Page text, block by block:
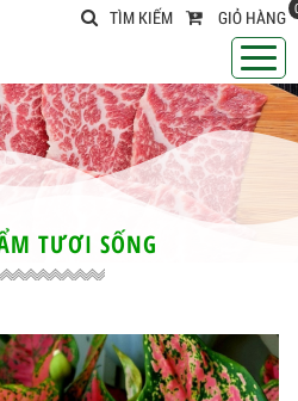
TÌM KIẾM GIỎ HÀNG
TƯƠI SỐNG